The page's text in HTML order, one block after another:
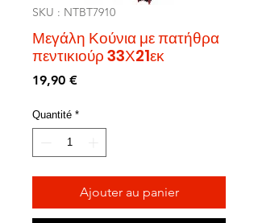
SKU : NTBT7910
Μεγάλη Κούνια με πατήθρα
πεντικιούρ 33Χ21εκ
19,90 €Prix
Quantité *
Ajouter au panier